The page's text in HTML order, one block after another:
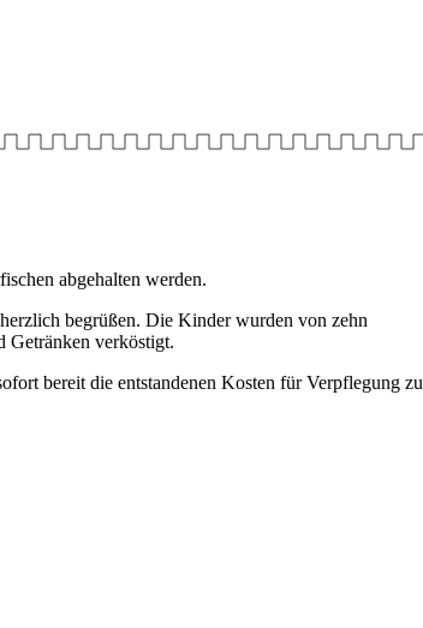
abgehalten werden.
begrüßen. Die Kinder wurden von zehn
Getränken verköstigt.
bereit die entstandenen Kosten für Verpflegung zu